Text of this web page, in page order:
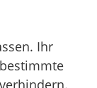
Ihr